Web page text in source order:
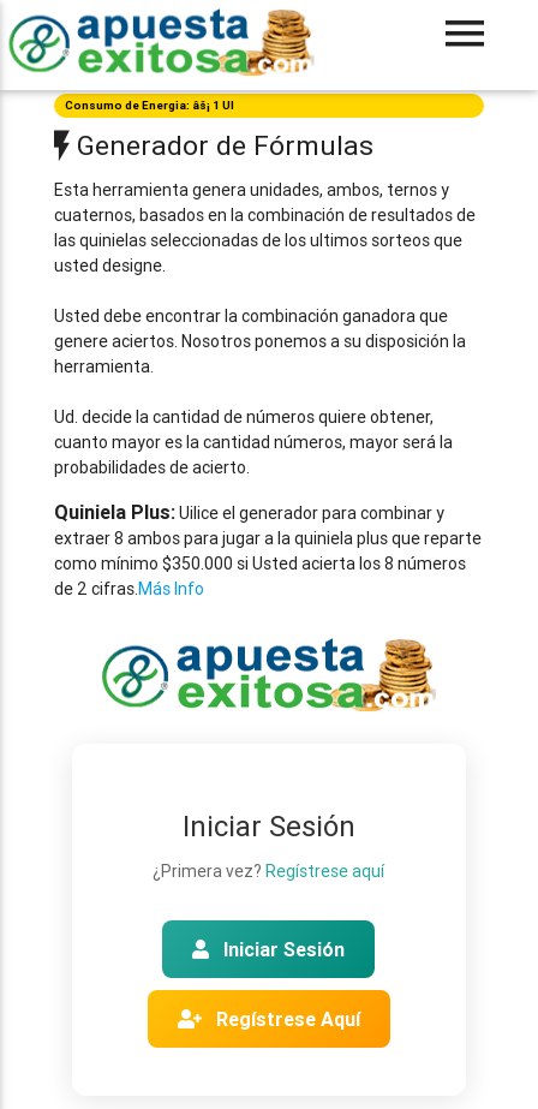
Consumo de Energia: âš¡ 1 UI
Generador de Fórmulas
Esta herramienta genera unidades, ambos, ternos y
cuaternos, basados en la combinación de resultados de
las quinielas seleccionadas de los ultimos sorteos que
usted designe.
Usted debe encontrar la combinación ganadora que
genere aciertos. Nosotros ponemos a su disposición la
herramienta.
Ud. decide la cantidad de números quiere obtener,
cuanto mayor es la cantidad números, mayor será la
probabilidades de acierto.
Quiniela Plus:Uilice el generador para combinar y
extraer 8 ambos para jugar a la quiniela plus que reparte
como mínimo $350.000 si Usted acierta los 8 números
de 2 cifras.Más Info
Iniciar Sesión
¿Primera vez?Regístrese aquí
Iniciar Sesión
Regístrese Aquí